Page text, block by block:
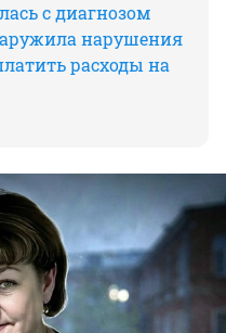
с диагнозом
нарушения
расходы на